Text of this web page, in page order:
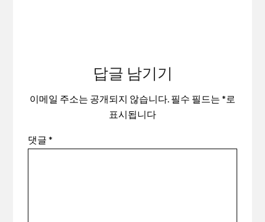
답글 남기기
이메일 주소는 공개되지 않습니다. 필수 필드는 *로
표시됩니다
댓글*